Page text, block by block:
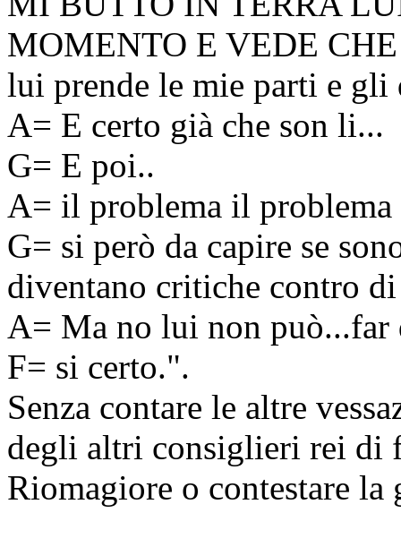
MOMENTO E VEDE
lui prende le mie parti e gli
A= E certo già che son li...
G= E poi..
A= il problema il problema
G= si però da capire se
diventano critiche contro
A= Ma no lui non può...far
F= si certo.".
Senza contare le altre
degli altri consiglieri rei di
Riomagiore o contestare la